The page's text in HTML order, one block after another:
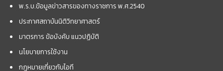
พ.ร.บ.ข้อมูลข่าวสารของทางราชการ พ.ศ.2540
ประกาศสถาบันนิติวิทยาศาสตร์
มาตรการ ข้อบังคับ แนวปฏิบัติ
นโยบายการใช้งาน
กฎหมายเกี่ยวกับไอที